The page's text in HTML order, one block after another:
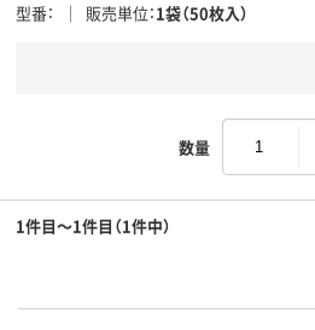
型番 販売単位 1袋（50枚入）
数量
1件目～1件目（1件中）